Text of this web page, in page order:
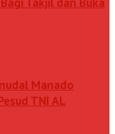
Manado
TNI AL